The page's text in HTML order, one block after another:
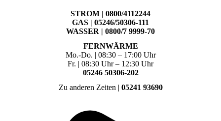
STROM | 0800/4112244
GAS | 05246/50306-111
WASSER | 0800/7 9999-70
FERNWÄRME
Mo.-Do. | 08:30 – 17:00 Uhr
Fr. | 08:30 Uhr – 12:30 Uhr
05246 50306-202
Zu anderen Zeiten | 05241 93690